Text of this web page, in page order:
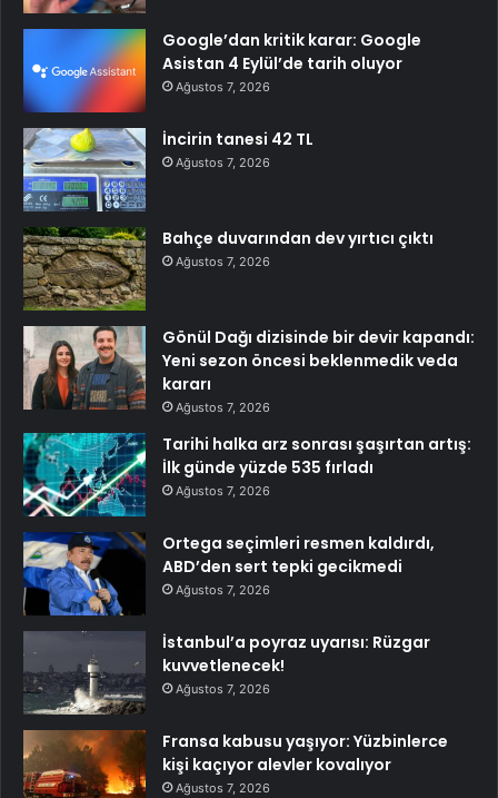
Google’dan kritik karar: Google
Asistan 4 Eylül’de tarih oluyor
Ağustos 7, 2026
İncirin tanesi 42 TL
Ağustos 7, 2026
Bahçe duvarından dev yırtıcı çıktı
Ağustos 7, 2026
Gönül Dağı dizisinde bir devir kapandı:
Yeni sezon öncesi beklenmedik veda
kararı
Ağustos 7, 2026
Tarihi halka arz sonrası şaşırtan artış:
İlk günde yüzde 535 fırladı
Ağustos 7, 2026
Ortega seçimleri resmen kaldırdı,
ABD’den sert tepki gecikmedi
Ağustos 7, 2026
İstanbul’a poyraz uyarısı: Rüzgar
kuvvetlenecek!
Ağustos 7, 2026
Fransa kabusu yaşıyor: Yüzbinlerce
kişi kaçıyor alevler kovalıyor
Ağustos 7, 2026